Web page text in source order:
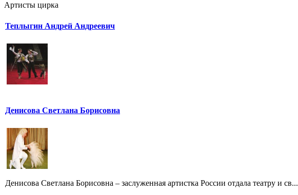
Артисты цирка
Теплыгин Андрей Андреевич
Денисова Светлана Борисовна
Денисова Светлана Борисовна – заслуженная артистка России отдала театру и св...